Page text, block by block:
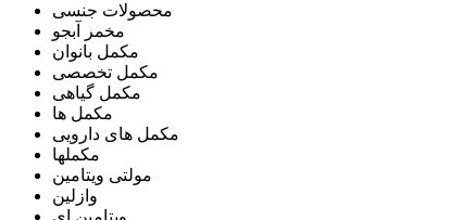
محصولات جنسی
مخمر آبجو
مکمل بانوان
مکمل تخصصی
مکمل گیاهی
مکمل ها
مکمل های دارویی
مکملها
مولتی ویتامین
وازلین
ویتامین ای